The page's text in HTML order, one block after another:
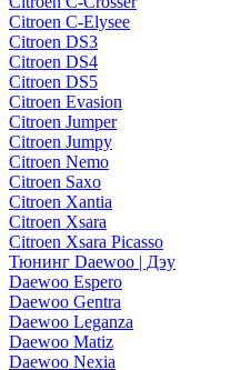
Citroen C-Elysee
Citroen DS3
Citroen DS4
Citroen DS5
Citroen Evasion
Citroen Jumper
Citroen Jumpy
Citroen Nemo
Citroen Saxo
Citroen Xantia
Citroen Xsara
Citroen Xsara Picasso
Тюнинг Daewoo | Дэу
Daewoo Espero
Daewoo Gentra
Daewoo Leganza
Daewoo Matiz
Daewoo Nexia